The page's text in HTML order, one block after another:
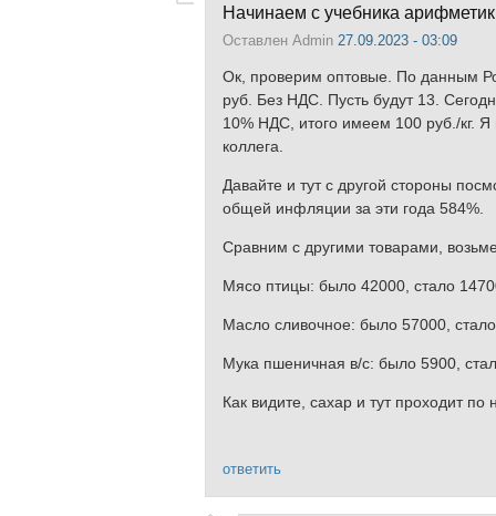
Начинаем с учебника
Оставлен Admin 27.09.2023 - 03:09
Ок, проверим оптовые. По данным
руб. Без НДС. Пусть будут 13.
10% НДС, итого имеем 100 руб./кг. Я
коллега.
Давайте и тут с другой стороны
общей инфляции за эти года 584%.
Сравним с другими товарами,
Мясо птицы: было 42000, стало
Масло сливочное: было 57000,
Мука пшеничная в/с: было 5900,
Как видите, сахар и тут проходит
ответить